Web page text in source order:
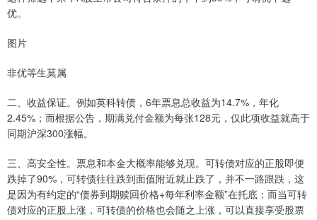
优。
图片
非优等生莫属
二、收益保证。例如英科转债，6年票息总收益为14.7%，年化
2.45%；而根据公告，期满兑付金额为每张128元，仅此项收益就高于
同期沪深300涨幅。
三、高安全性。票息和本金大概率能够兑现。可转债对应的正股即便
跌掉了90%，可转债往往跌到面值附近就止跌了，并不一路跟跌，这
是因为有约定的“债券到期赎回价格+每年利率金额”在托底；而当可转
债对应的正股上涨，可转债的价格也会随之上涨，可以直接享受股票